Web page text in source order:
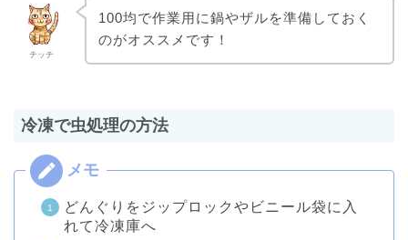
チッチ
100均で作業用に鍋やザルを準備しておく
のがオススメです！
冷凍で虫処理の方法
どんぐりをジップロックやビニール袋に入
れて冷凍庫へ